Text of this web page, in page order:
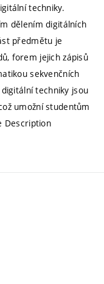
techniky.
dělením digitálních
předmětu je
forem jejich zápisů
sekvenčních
techniky jsou
umožní studentům
Description